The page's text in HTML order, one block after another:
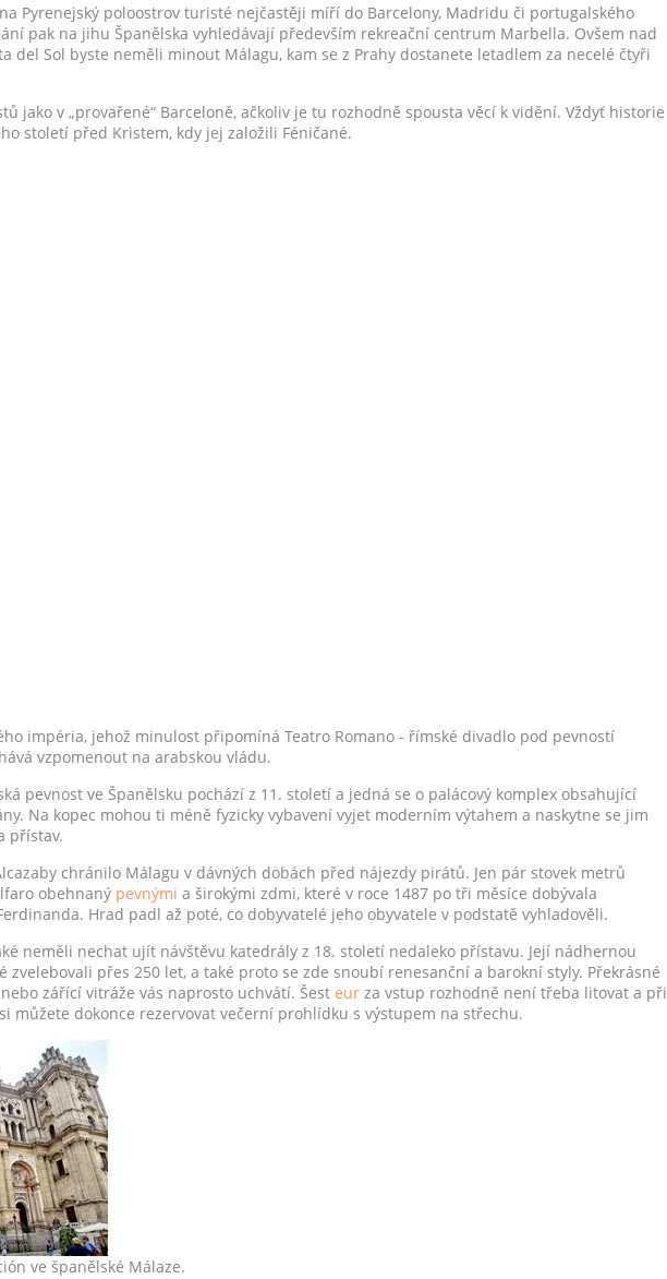
Pyrenejský poloostrov turisté nejčastěji míří do Barcelony, Madridu či portugalského
pak na jihu Španělska vyhledávají především rekreační centrum Marbella. Ovšem nad
del Sol byste neměli minout Málagu, kam se z Prahy dostanete letadlem za necelé čtyři
jako v „provařené“ Barceloně, ačkoliv je tu rozhodně spousta věcí k vidění. Vždyť historie
století před Kristem, kdy jej založili Féničané.
impéria, jehož minulost připomíná Teatro Romano - římské divadlo pod pevností
vzpomenout na arabskou vládu.
pevnost ve Španělsku pochází z 11. století a jedná se o palácový komplex obsahující
Na kopec mohou ti méně fyzicky vybavení vyjet moderním výtahem a naskytne se jim
přístav.
chránilo Málagu v dávných dobách před nájezdy pirátů. Jen pár stovek metrů
obehnaný pevnými a širokými zdmi, které v roce 1487 po tři měsíce dobývala
Hrad padl až poté, co dobyvatelé jeho obyvatele v podstatě vyhladověli.
neměli nechat ujít návštěvu katedrály z 18. století nedaleko přístavu. Její nádhernou
zvelebovali přes 250 let, a také proto se zde snoubí renesanční a barokní styly. Překrásné
zářící vitráže vás naprosto uchvátí. Šest eur za vstup rozhodně není třeba litovat a při
můžete dokonce rezervovat večerní prohlídku s výstupem na střechu.
ve španělské Málaze.